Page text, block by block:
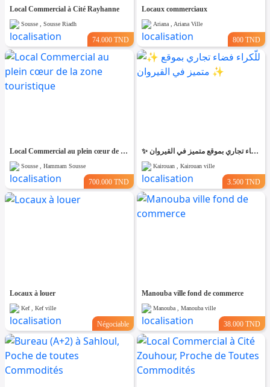
Local Commercial à Cité Rayhanne
Sousse , Sousse Riadh
74.000 TND
Locaux commerciaux
Ariana , Ariana Ville
800 TND
Local Commercial au plein cœur de la zone touristique
Sousse , Hammam Sousse
700.000 TND
✨ للّكراء فضاء تجاري بموقع متميز في القيروان ✨
Kairouan , Kairouan ville
3.500 TND
Locaux à louer
Kef , Kef ville
Négociable
Manouba ville fond de commerce
Manouba , Manouba ville
38.000 TND